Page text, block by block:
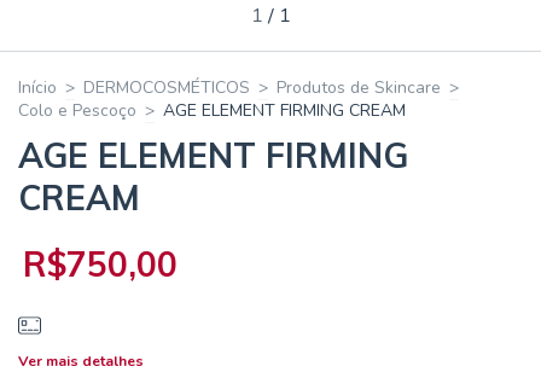
1 / 1
Início > DERMOCOSMÉTICOS > Produtos de Skincare >
Colo e Pescoço > AGE ELEMENT FIRMING CREAM
AGE ELEMENT FIRMING
CREAM
R$750,00
Ver mais detalhes